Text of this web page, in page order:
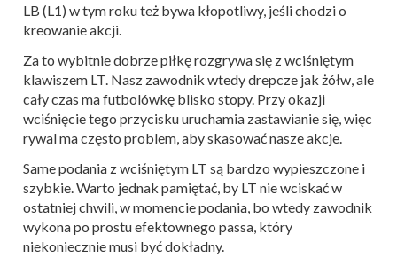
LB (L1) w tym roku też bywa kłopotliwy, jeśli chodzi o
kreowanie akcji.
Za to wybitnie dobrze piłkę rozgrywa się z wciśniętym
klawiszem LT. Nasz zawodnik wtedy drepcze jak żółw, ale
cały czas ma futbolówkę blisko stopy. Przy okazji
wciśnięcie tego przycisku uruchamia zastawianie się, więc
rywal ma często problem, aby skasować nasze akcje.
Same podania z wciśniętym LT są bardzo wypieszczone i
szybkie. Warto jednak pamiętać, by LT nie wciskać w
ostatniej chwili, w momencie podania, bo wtedy zawodnik
wykona po prostu efektownego passa, który
niekoniecznie musi być dokładny.